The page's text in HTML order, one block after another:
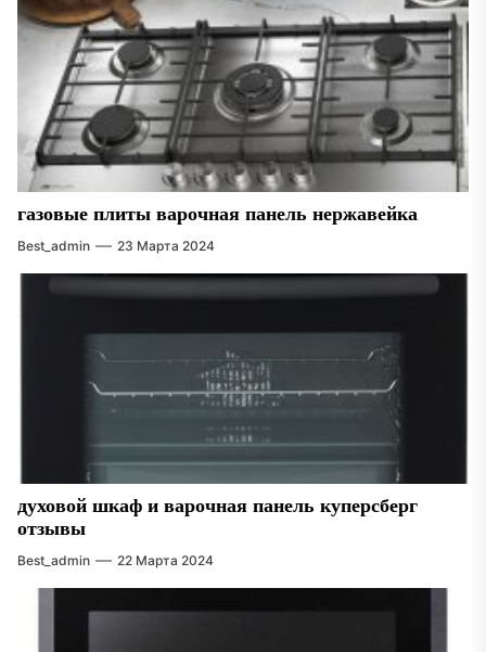
газовые плиты варочная панель нержавейка
Best_admin 23 Марта 2024
духовой шкаф и варочная панель куперсберг
отзывы
Best_admin 22 Марта 2024